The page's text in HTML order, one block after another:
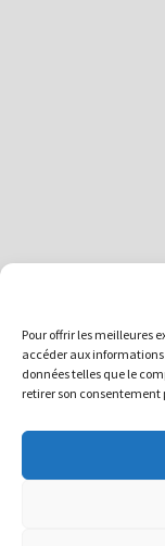
Pour offrir les meilleures
accéder aux
données telles que le
retirer son